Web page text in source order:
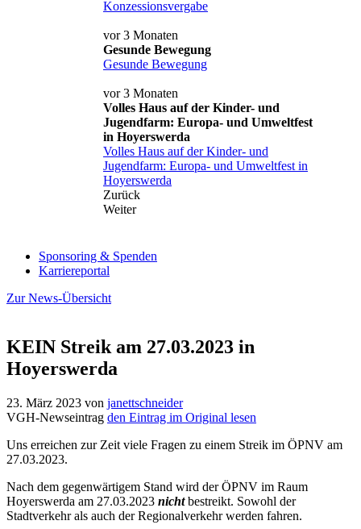
Konzessionsvergabe
vor 3 Monaten
Gesunde Bewegung
Gesunde Bewegung
vor 3 Monaten
Volles Haus auf der Kinder- und
Jugendfarm: Europa- und Umweltfest
in Hoyerswerda
Volles Haus auf der Kinder- und
Jugendfarm: Europa- und Umweltfest in
Hoyerswerda
Zurück
Weiter
Sponsoring & Spenden
Karriereportal
Zur News-Übersicht
KEIN Streik am 27.03.2023 in
Hoyerswerda
23. März 2023 von janettschneider
VGH-Newseintrag den Eintrag im Original lesen
Uns erreichen zur Zeit viele Fragen zu einem Streik im ÖPNV am
27.03.2023.
Nach dem gegenwärtigem Stand wird der ÖPNV im Raum
Hoyerswerda am 27.03.2023 nichtbestreikt. Sowohl der
Stadtverkehr als auch der Regionalverkehr werden fahren.